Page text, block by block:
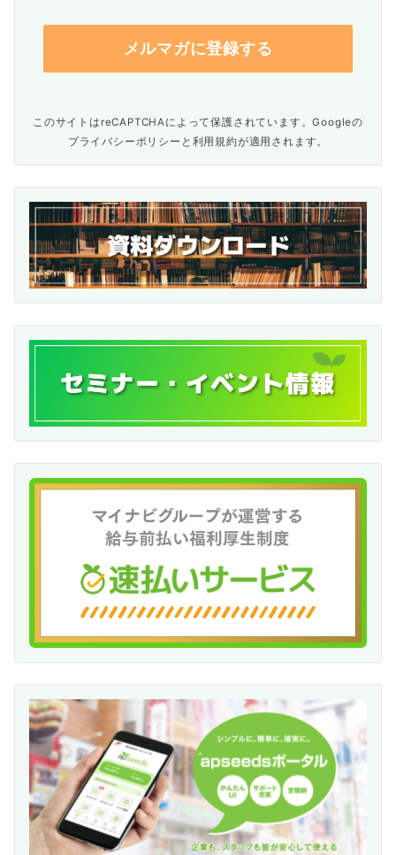
このサイトはreCAPTCHAによって保護されています。Googleの
プライバシーポリシー と 利用規約が適用されます。